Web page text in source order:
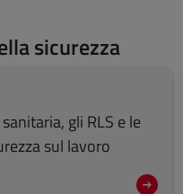
sicurezza
gli RLS e le
sul lavoro